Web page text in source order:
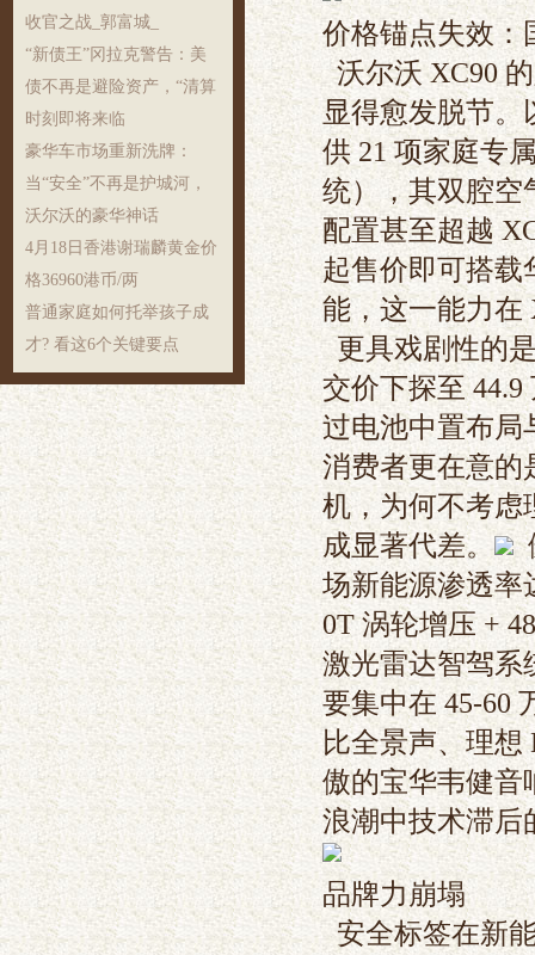
收官之战_郭富城_
“新债王”冈拉克警告：美
债不再是避险资产，“清算
时刻即将来临
豪华车市场重新洗牌：
当“安全”不再是护城河，
沃尔沃的豪华神话
4月18日香港谢瑞麟黄金价
格36960港币/两
普通家庭如何托举孩子成
才? 看这6个关键要点
价格锚点失效：
沃尔沃 XC90
显得愈发脱节。
供 21 项家庭专
统），其双腔空
配置甚至超越
起售价即可搭载
能，这一能力在
更具戏剧性的是
交价下探至
过电池中置布局
消费者更在意的
机，为何不考虑
成显著代差。
场新能源渗透率
0T 涡轮增压 +
激光雷达智驾系
要集中在 45-60
比全景声、理
傲的宝华韦健音
浪潮中技术滞后
品牌力崩塌
安全标签在新